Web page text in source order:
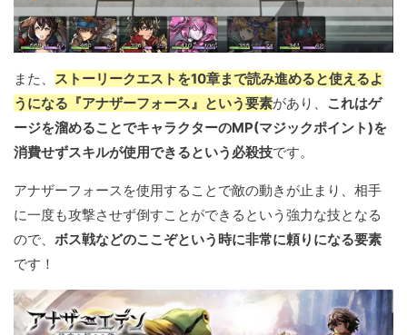
また、 ストーリークエストを10章まで読み進めると使えるよ
うになる『アナザーフォース』という要素があり、 これはゲ
ージを溜めることでキャラクターのMP(マジックポイント)を
消費せずスキルが使用できるという必殺技です。
アナザーフォースを使用することで敵の動きが止まり、相手
に一度も攻撃させず倒すことができるという強力な技となる
ので、 ボス戦などのここぞという時に非常に頼りになる要素
です！